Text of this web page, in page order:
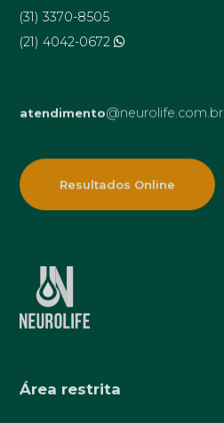
Área restrita
(31) 3370-8505
(21) 4042-0672
atendimento@neurolife.com.br